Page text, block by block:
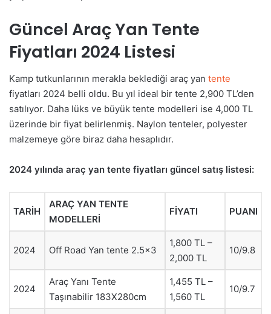
Güncel Araç Yan Tente
Fiyatları 2024 Listesi
Kamp tutkunlarının merakla beklediği araç yan tente
fiyatları 2024 belli oldu. Bu yıl ideal bir tente 2,900 TL’den
satılıyor. Daha lüks ve büyük tente modelleri ise 4,000 TL
üzerinde bir fiyat belirlenmiş. Naylon tenteler, polyester
malzemeye göre biraz daha hesaplıdır.
2024 yılında araç yan tente fiyatları güncel satış listesi:
TARİH
ARAÇ YAN TENTE
MODELLERİ
FİYATI PUANI
2024 Off Road Yan tente 2.5×3
1,800 TL –
2,000 TL
10/9.8
2024
Araç Yanı Tente
Taşınabilir 183X280cm
1,455 TL –
1,560 TL
10/9.7